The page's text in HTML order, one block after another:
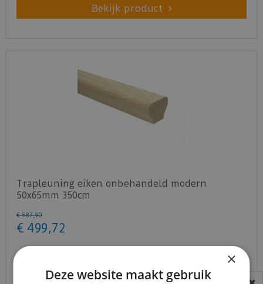
Bekijk product
Trapleuning eiken onbehandeld modern
50x65mm 350cm
€ 587,90
€ 499,72
Bekijk product
×
Deze website maakt gebruik